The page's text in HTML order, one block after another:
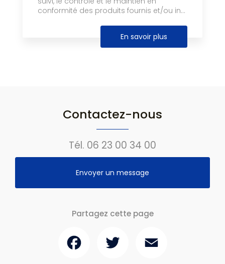
conformité des produits fournis et/ou in...
En savoir plus
Contactez-nous
Tél. 06 23 00 34 00
Envoyer un message
Partagez cette page